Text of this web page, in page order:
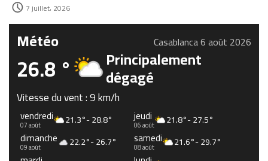
7 juillet، 2026